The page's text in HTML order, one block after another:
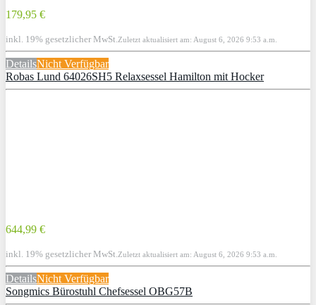
179,95 €
inkl. 19% gesetzlicher MwSt. Zuletzt aktualisiert am: August 6, 2026 9:53 a.m.
DetailsNicht Verfügbar
Robas Lund 64026SH5 Relaxsessel Hamilton mit Hocker
644,99 €
inkl. 19% gesetzlicher MwSt. Zuletzt aktualisiert am: August 6, 2026 9:53 a.m.
DetailsNicht Verfügbar
Songmics Bürostuhl Chefsessel OBG57B